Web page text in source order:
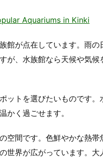
Aquariums in Kinki
館が点在しています。雨
が、水族館なら天候や気
ットを選びたいものです
かく過ごせます。
空間です。色鮮やかな熱帯
世界が広がっています。大